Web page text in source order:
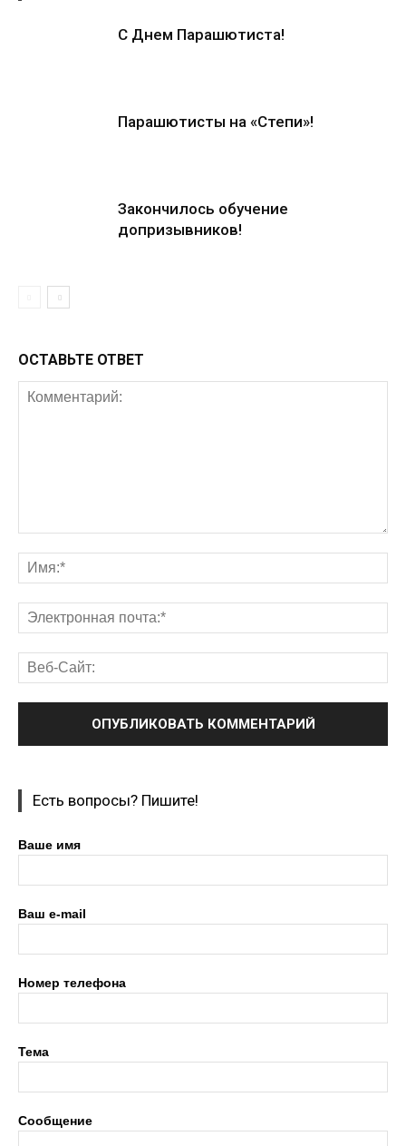
С Днем Парашютиста!
Парашютисты на «Степи»!
Закончилось обучение
допризывников!
ОСТАВЬТЕ ОТВЕТ
Есть вопросы? Пишите!
Ваше имя
Ваш e-mail
Номер телефона
Тема
Сообщение